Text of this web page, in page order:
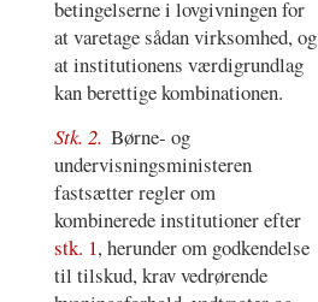
betingelserne i lovgivningen for
at varetage sådan virksomhed, og
at institutionens værdigrundlag
kan berettige kombinationen.
Stk. 2. Børne- og
undervisningsministeren
fastsætter regler om
kombinerede institutioner efter
stk. 1, herunder om godkendelse
til tilskud, krav vedrørende